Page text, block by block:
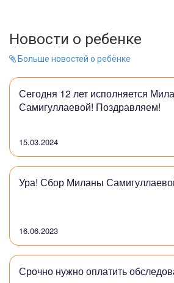
Новости о ребенке
Больше новостей о ребёнке
Сегодня 12 лет исполняется
Самигуллаевой! Поздравляем!
15.03.2024
Ура! Сбор Миланы
16.06.2023
Срочно нужно оплатить